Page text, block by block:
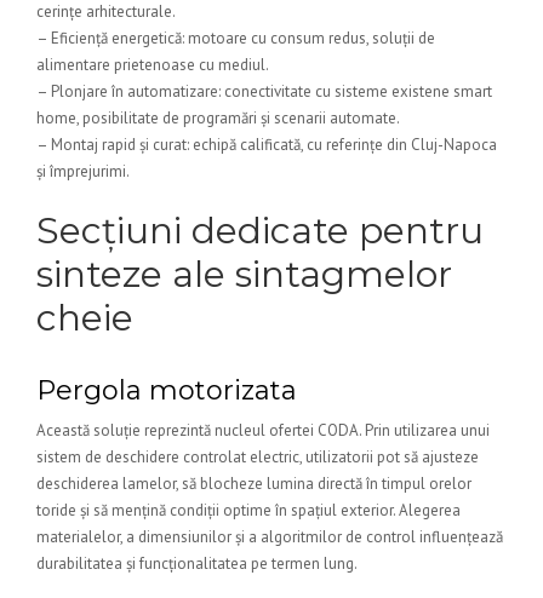
cerințe arhitecturale.
– Eficiență energetică: motoare cu consum redus, soluții de
alimentare prietenoase cu mediul.
– Plonjare în automatizare: conectivitate cu sisteme existene smart
home, posibilitate de programări și scenarii automate.
– Montaj rapid și curat: echipă calificată, cu referințe din Cluj-Napoca
și împrejurimi.
Secțiuni dedicate pentru
sinteze ale sintagmelor
cheie
Pergola motorizata
Această soluție reprezintă nucleul ofertei CODA. Prin utilizarea unui
sistem de deschidere controlat electric, utilizatorii pot să ajusteze
deschiderea lamelor, să blocheze lumina directă în timpul orelor
toride și să mențină condiții optime în spațiul exterior. Alegerea
materialelor, a dimensiunilor și a algoritmilor de control influențează
durabilitatea și funcționalitatea pe termen lung.